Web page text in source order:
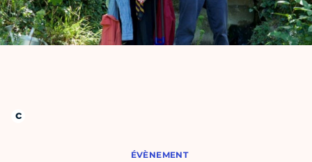
ÉVÈNEMENT